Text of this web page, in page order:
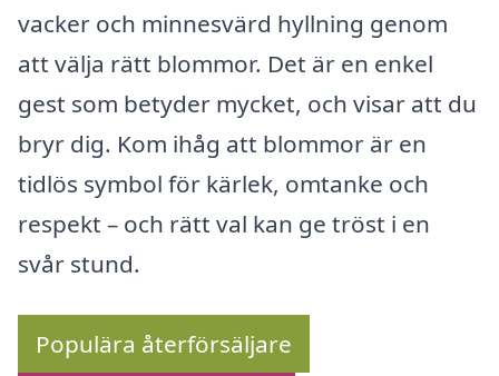
vacker och minnesvärd hyllning genom
att välja rätt blommor. Det är en enkel
gest som betyder mycket, och visar att du
bryr dig. Kom ihåg att blommor är en
tidlös symbol för kärlek, omtanke och
respekt – och rätt val kan ge tröst i en
svår stund.
Populära återförsäljare